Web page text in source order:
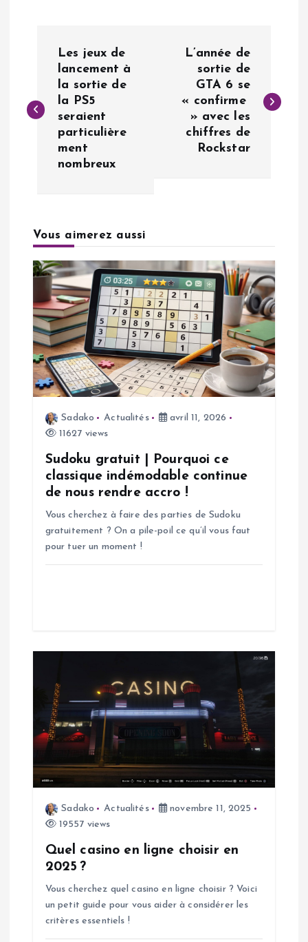
v
t
o
n
d
c
Les jeux de
lancement à
la sortie de
la PS5
seraient
particulière
ment
nombreux
L’année de
sortie de
GTA 6 se
« confirme
» avec les
chiffres de
Rockstar
Vous aimerez aussi
Sadako Actualités
avril 11, 2026
11627 views
Sudoku gratuit | Pourquoi ce
classique indémodable continue
de nous rendre accro !
Vous cherchez à faire des parties de Sudoku
gratuitement ? On a pile-poil ce qu’il vous faut
pour tuer un moment !
Sadako Actualités
novembre 11, 2025
19557 views
Quel casino en ligne choisir en
2025 ?
Vous cherchez quel casino en ligne choisir ? Voici
un petit guide pour vous aider à considérer les
critères essentiels !